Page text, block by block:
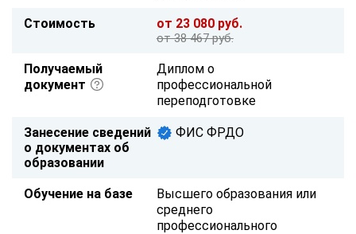
Стоимость от 23 080 руб.
от 38 467 руб.
Получаемый
документ
Диплом о
профессиональной
переподготовке
Занесение сведений
о документах об
образовании
ФИС ФРДО
Обучение на базе
Высшего образования или
среднего
профессионального